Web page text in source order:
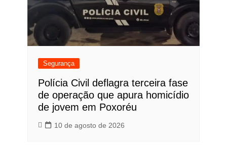
Segurança
Polícia Civil deflagra terceira fase
de operação que apura homicídio
de jovem em Poxoréu
10 de agosto de 2026